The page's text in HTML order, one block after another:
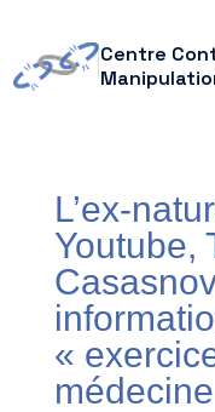
Centre
L’ex-
Youtube,
«